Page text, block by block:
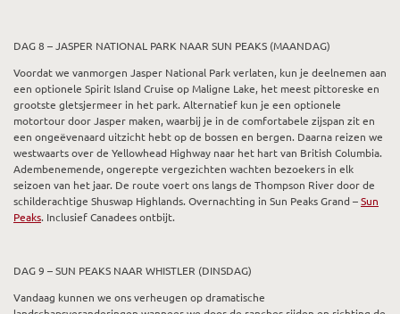
DAG 8 – JASPER NATIONAL PARK NAAR SUN PEAKS (MAANDAG)
Voordat we vanmorgen Jasper National Park verlaten, kun je deelnemen aan
een optionele Spirit Island Cruise op Maligne Lake, het meest pittoreske en
grootste gletsjermeer in het park. Alternatief kun je een optionele
motortour door Jasper maken, waarbij je in de comfortabele zijspan zit en
een ongeëvenaard uitzicht hebt op de bossen en bergen. Daarna reizen we
westwaarts over de Yellowhead Highway naar het hart van British Columbia.
Adembenemende, ongerepte vergezichten wachten bezoekers in elk
seizoen van het jaar. De route voert ons langs de Thompson River door de
schilderachtige Shuswap Highlands. Overnachting in Sun Peaks Grand –Sun
Peaks. Inclusief Canadees ontbijt.
DAG 9 – SUN PEAKS NAAR WHISTLER (DINSDAG)
Vandaag kunnen we ons verheugen op dramatische